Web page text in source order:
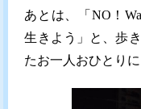
あとは、「NO！
生きよう」と、歩
たお一人おひとり